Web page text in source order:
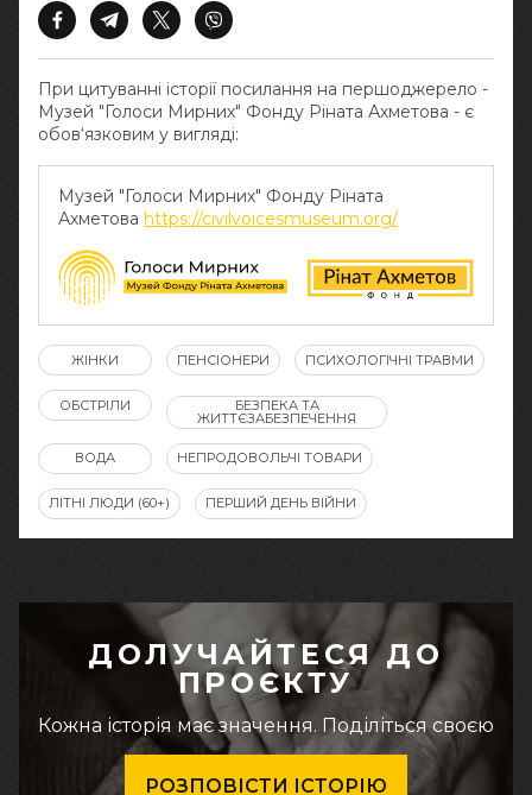
При цитуванні історії посилання на першоджерело -
Музей "Голоси Мирних" Фонду Ріната Ахметова - є
обов‘язковим у вигляді:
Музей "Голоси Мирних" Фонду Ріната
Ахметова https://civilvoicesmuseum.org/
ЖІНКИ ПЕНСІОНЕРИ ПСИХОЛОГІЧНІ ТРАВМИ
ОБСТРІЛИ БЕЗПЕКА ТА
ЖИТТЄЗАБЕЗПЕЧЕННЯ
ВОДА НЕПРОДОВОЛЬЧІ ТОВАРИ
ЛІТНІ ЛЮДИ (60+) ПЕРШИЙ ДЕНЬ ВІЙНИ
ДОЛУЧАЙТЕСЯ ДО
ПРОЄКТУ
Кожна історія має значення. Поділіться своєю
РОЗПОВІСТИ ІСТОРІЮ